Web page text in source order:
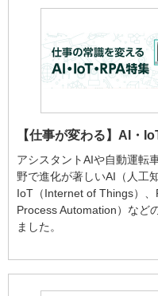
【仕事が変わる】AI・
アシスタントAIや自動運転
野で進化が著しいAI（人工
IoT（Internet of Things）、
Process Automation）など
ました。